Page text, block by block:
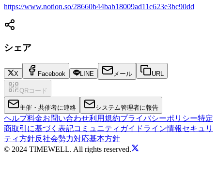
https://www.notion.so/28660b44bab18009ad11c623e3bc90dd
シェア
X Facebook LINE メール URL
QRコード
主催・共催者に連絡 システム管理者に報告
ヘルプ料金お問い合わせ利用規約プライバシーポリシー特定
商取引に基づく表記コミュニティガイドライン情報セキュリ
ティ方針反社会勢力対応基本方針
© 2024 TIMEWELL. All rights reserved.